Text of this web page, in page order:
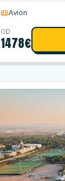
Avion
OD
1478€